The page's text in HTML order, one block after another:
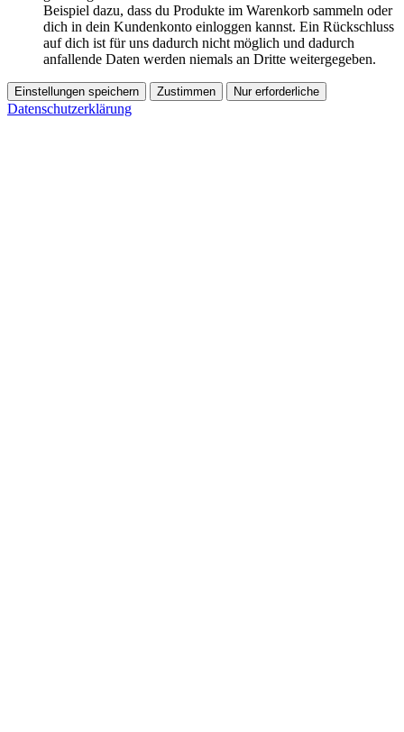
Beispiel dazu, dass du Produkte im Warenkorb sammeln oder
dich in dein Kundenkonto einloggen kannst. Ein Rückschluss
auf dich ist für uns dadurch nicht möglich und dadurch
anfallende Daten werden niemals an Dritte weitergegeben.
Einstellungen speichern Zustimmen Nur erforderliche
Datenschutzerklärung